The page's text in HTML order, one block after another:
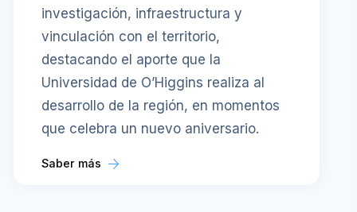
investigación, infraestructura y
vinculación con el territorio,
destacando el aporte que la
Universidad de O’Higgins realiza al
desarrollo de la región, en momentos
que celebra un nuevo aniversario.
Saber más